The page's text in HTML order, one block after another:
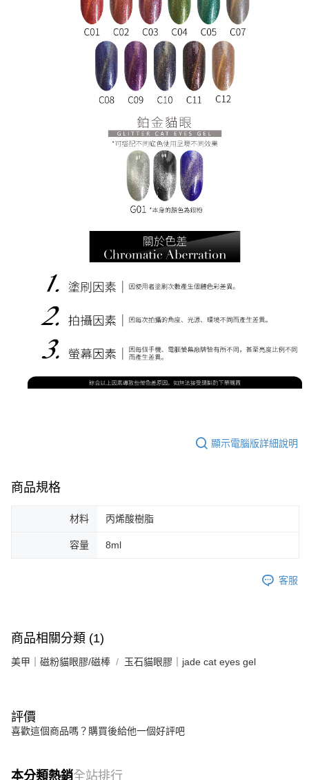
顯示電腦版詳細說明
商品規格
材料 丙烯酸樹脂
容量 8ml
客服
商品相關分類 (1)
美甲｜磁粉貓眼膠/磁棒 玉石貓眼膠｜jade cat eyes gel
評價
喜歡這個商品嗎？購買後給他一個好評吧
本分類熱銷全站排行